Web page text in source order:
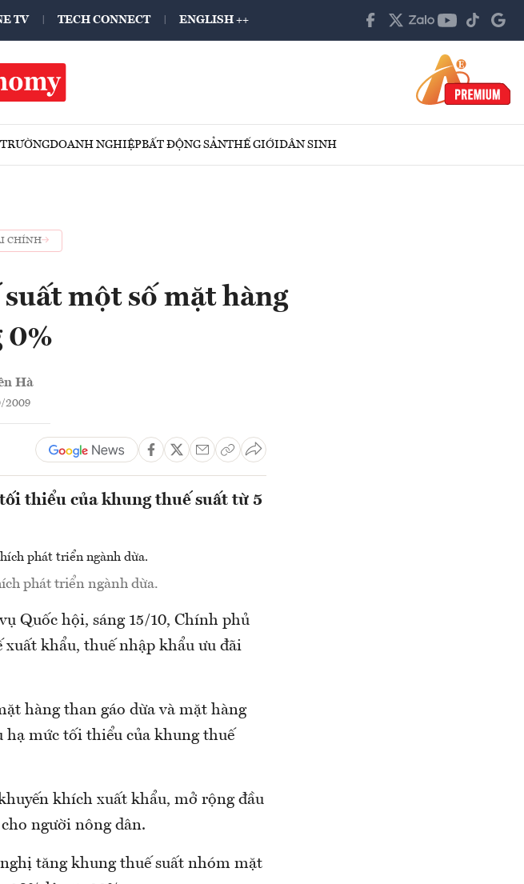
TV TECH CONNECT ENGLISH ++
DOANH NGHIỆPBẤT ĐỘNG SẢNTHẾ GIỚIDÂN SINH
CHÍNH
một số mặt hàng
0%
Hà
2009
thiểu của khung thuế suất từ 5
phát triển ngành dừa.
Quốc hội, sáng 15/10, Chính phủ
khẩu, thuế nhập khẩu ưu đãi
hàng than gáo dừa và mặt hàng
hạ mức tối thiểu của khung thuế
khích xuất khẩu, mở rộng đầu
người nông dân.
tăng khung thuế suất nhóm mặt